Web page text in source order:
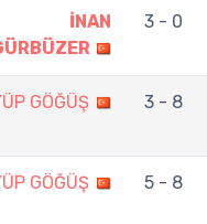
İNAN
3 - 0
GÖĞÜŞ 3 - 8
GÖĞÜŞ 5 - 8